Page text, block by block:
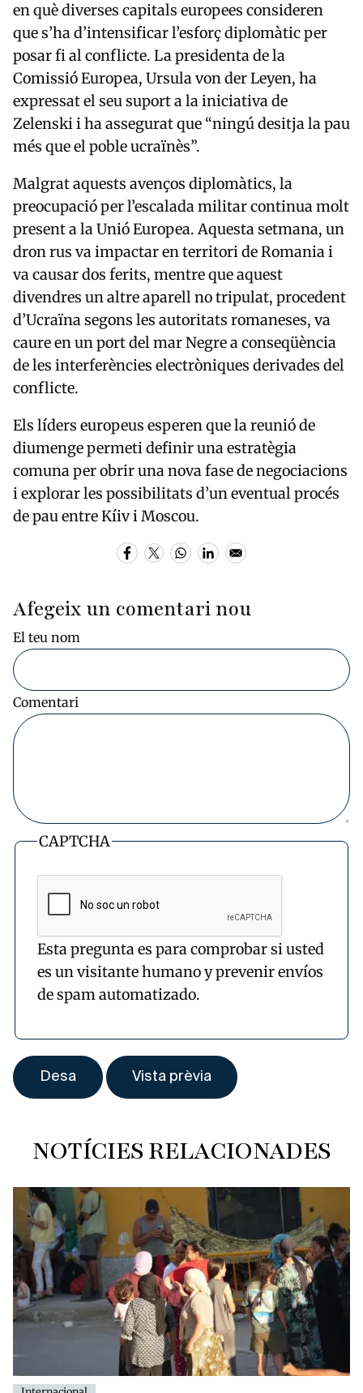
en què diverses capitals europees consideren
que s’ha d’intensificar l’esforç diplomàtic per
posar fi al conflicte. La presidenta de la
Comissió Europea, Ursula von der Leyen, ha
expressat el seu suport a la iniciativa de
Zelenski i ha assegurat que “ningú desitja la pau
més que el poble ucraïnès”.
Malgrat aquests avenços diplomàtics, la
preocupació per l’escalada militar continua molt
present a laUnió Europea. Aquesta setmana, un
dron rus va impactar en territori deRomaniai
va causar dos ferits, mentre que aquest
divendres un altre aparell no tripulat, procedent
d’Ucraïna segons les autoritats romaneses, va
caure en un port del mar Negre a conseqüència
de les interferències electròniques derivades del
conflicte.
Els líders europeus esperen que la reunió de
diumenge permeti definir una estratègia
comuna per obrir una nova fase de negociacions
i explorar les possibilitats d’un eventual procés
de pau entre Kíiv i Moscou.
Afegeix un comentari nou
El teu nom
Comentari
CAPTCHA
Esta pregunta es para comprobar si usted
es un visitante humano y prevenir envíos
de spam automatizado.
NOTÍCIES RELACIONADES